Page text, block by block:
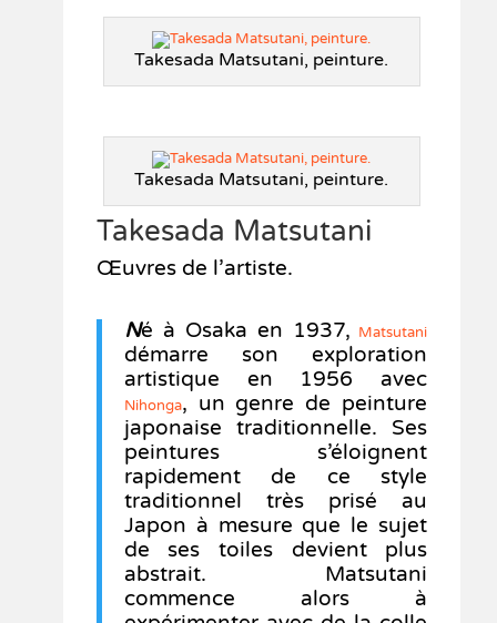
Takesada Matsutani, peinture.
Takesada Matsutani, peinture.
Takesada Matsutani
Œuvres de l’artiste.
Né à Osaka en 1937, Matsutani
démarre son exploration
artistique en 1956 avec
Nihonga, un genre de peinture
japonaise traditionnelle. Ses
peintures s’éloignent
rapidement de ce style
traditionnel très prisé au
Japon à mesure que le sujet
de ses toiles devient plus
abstrait. Matsutani
commence alors à